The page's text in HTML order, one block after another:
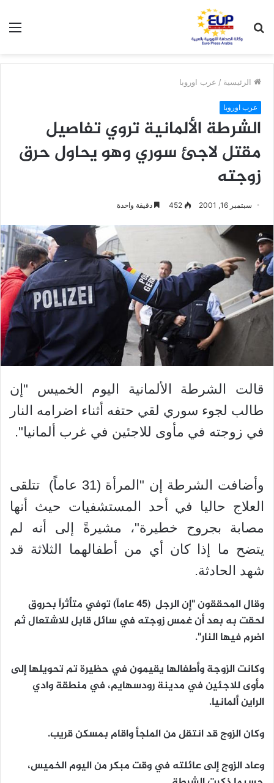
عن
الرئيسية / عرب اوروبا
عرب اوروبا
الشرطة الألمانية تروي تفاصيل
مقتل لاجئ سوري وهو يحاول حرق
زوجته
سبتمبر 16, 2001 452 دقيقة واحدة
قالت الشرطة الألمانية اليوم الخميس "إن
طالب لجوء سوري لقي حتفه أثناء اضرامه النار
في زوجته في مأوى للاجئين في غرب ألمانيا".
وأضافت الشرطة إن "المرأة (31 عاماً) تتلقى
العلاج حاليا في أحد المستشفيات حيث أنها
مصابة بجروح خطيرة"، مشيرةً إلى أنه لم
يتضح ما إذا كان أي من أطفالهما الثلاثة قد
شهد الحادثة.
وقال المحققون "إن الرجل (45 عاماً) توفي متأثراً بحروق
لحقت به بعد أن غمس زوجته في سائل قابل للاشتعال ثم
اضرم فيها النار".
وكانت الزوجة وأطفالها يقيمون في حظيرة تم تحويلها إلى
مأوى للاجئين في مدينة رودسهايم، في منطقة وادي
الراين ألمانيا.
وكان الزوج قد انتقل من الملجأ واقام بمسكن قريب.
وعاد الزوج إلى عائلته في وقت مبكر من اليوم الخميس،